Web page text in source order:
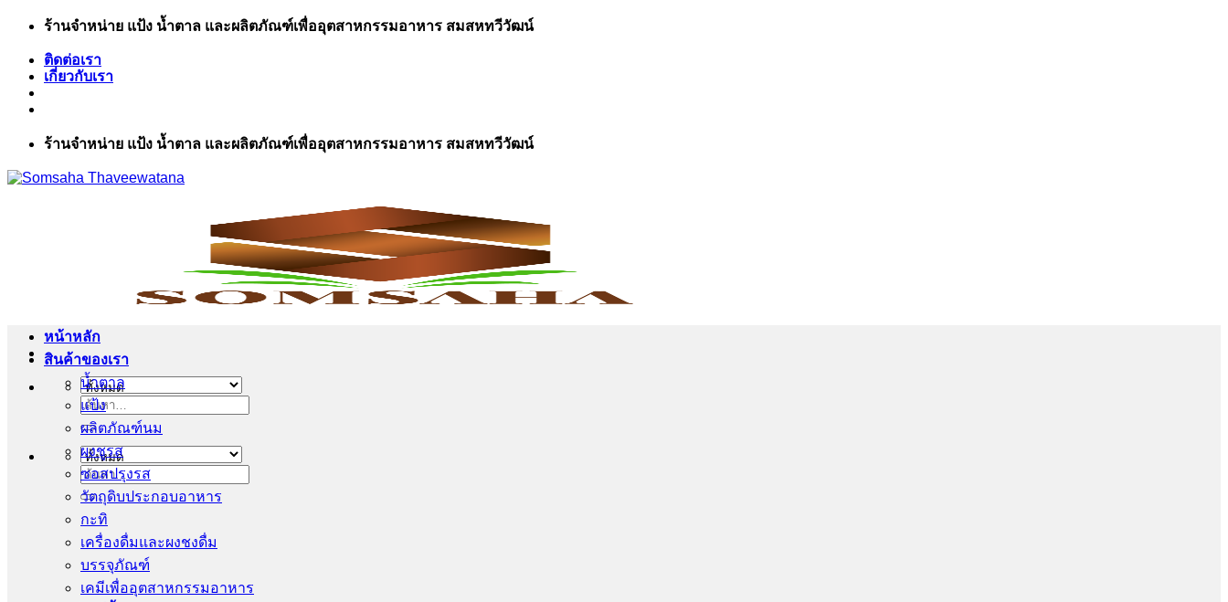
ข้าม
เนื้อหา
ร้านจำหน่าย แป้ง น้ำตาล และผลิตภัณฑ์เพื่ออุตสาหกรรมอาหาร สมสหทวีวัฒน์
ติดต่อเรา
เกี่ยวกับเรา
ร้านจำหน่าย แป้ง น้ำตาล และผลิตภัณฑ์เพื่ออุตสาหกรรมอาหาร สมสหทวีวัฒน์
ค้นหา:
ค้นหา:
หน้าหลัก
สินค้าของเรา
น้ำตาล
แป้ง
ผลิตภัณฑ์นม
ผงชูรส
ซอสปรุงรส
วัตถุดิบประกอบอาหาร
กะทิ
เครื่องดื่มและผงชงดื่ม
บรรจุภัณฑ์
เคมีเพื่ออุตสาหกรรมอาหาร